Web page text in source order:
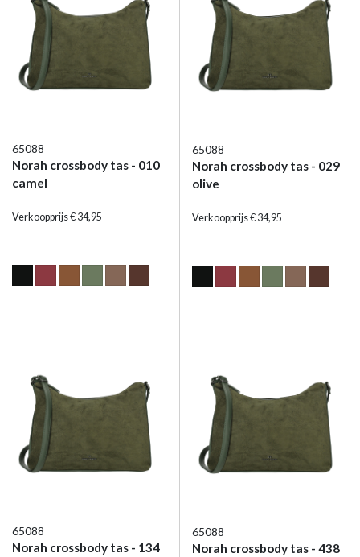
65088
Norah crossbody tas - 010
camel
Verkoopprijs € 34,95
65088
Norah crossbody tas - 029
olive
Verkoopprijs € 34,95
65088
Norah crossbody tas - 134
65088
Norah crossbody tas - 438